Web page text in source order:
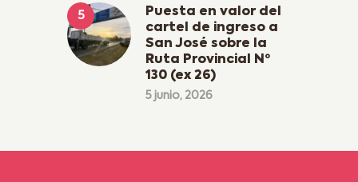
Puesta en valor del
cartel de ingreso a
San José sobre la
Ruta Provincial Nº
130 (ex 26)
5 junio, 2026